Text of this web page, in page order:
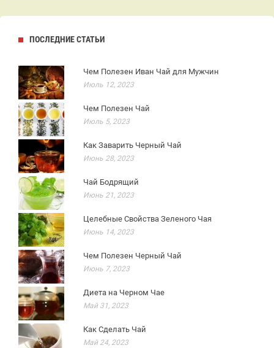
ПОСЛЕДНИЕ СТАТЬИ
Чем Полезен Иван Чай для Мужчин
Июль 12, 2023
Чем Полезен Чай
Июль 5, 2023
Как Заварить Черный Чай
Июнь 28, 2023
Чай Бодрящий
Июнь 21, 2023
Целебные Свойства Зеленого Чая
Июнь 14, 2023
Чем Полезен Черный Чай
Июнь 7, 2023
Диета на Черном Чае
Май 31, 2023
Как Сделать Чай
Май 24, 2023